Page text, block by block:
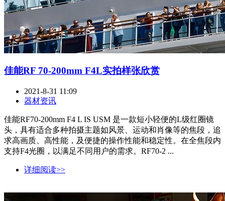
佳能RF 70-200mm F4L实拍样张欣赏
2021-8-31 11:09
器材资讯
佳能RF70-200mm F4 L IS USM 是一款短小轻便的L级红圈镜
头，具有适合多种拍摄主题如风景、运动和肖像等的焦段，追
求高画质、高性能，及便捷的操作性能和稳定性。在全焦段内
支持F4光圈，以满足不同用户的需求。RF70-2 ...
详细阅读>>